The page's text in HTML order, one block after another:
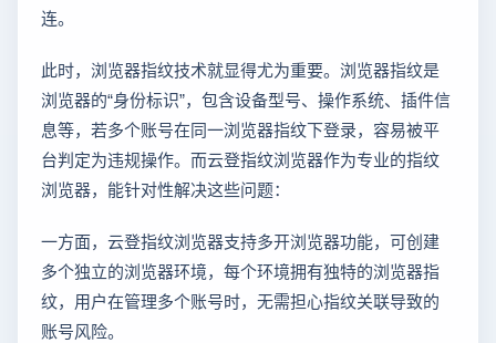
连。
此时，浏览器指纹技术就显得尤为重要。浏览器指纹是
浏览器的“身份标识”，包含设备型号、操作系统、插件信
息等，若多个账号在同一浏览器指纹下登录，容易被平
台判定为违规操作。而云登指纹浏览器作为专业的指纹
浏览器，能针对性解决这些问题：
一方面，云登指纹浏览器支持多开浏览器功能，可创建
多个独立的浏览器环境，每个环境拥有独特的浏览器指
纹，用户在管理多个账号时，无需担心指纹关联导致的
账号风险。